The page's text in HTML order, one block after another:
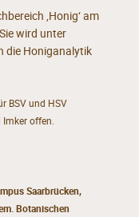
‚Honig‘ am
wird unter
die Honiganalytik
BSV und HSV
offen.
Saarbrücken,
Botanischen